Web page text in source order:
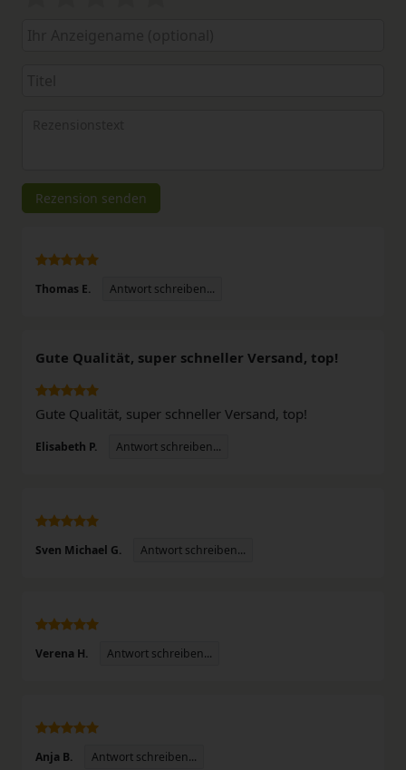
Rezensionstext
Rezension senden
Thomas E. Antwort schreiben...
Gute Qualität, super schneller Versand, top!
Gute Qualität, super schneller Versand, top!
Elisabeth P. Antwort schreiben...
Sven Michael G. Antwort schreiben...
Verena H. Antwort schreiben...
Anja B. Antwort schreiben...